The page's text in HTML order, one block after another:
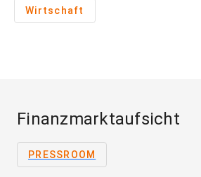
Wirtschaft
Finanzmarktaufsicht
PRESSROOM